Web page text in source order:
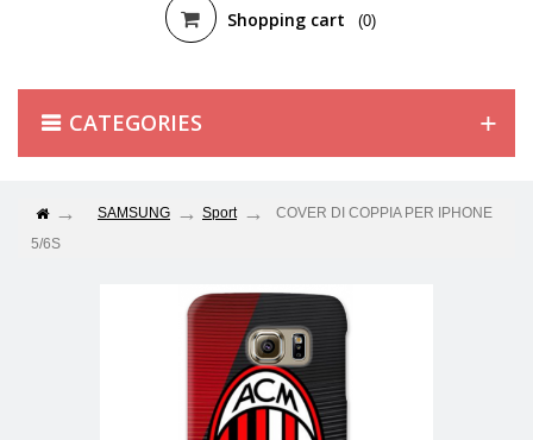
Shopping cart (0)
CATEGORIES
SAMSUNG Sport
COVER DI COPPIA PER IPHONE
5/6S